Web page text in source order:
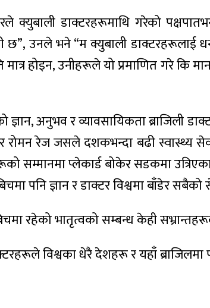
क्युबाली डाक्टरहरूमाथि गरेको
उनले भने “म क्युबाली डाक्टरहरूलाई
मात्र होइन, उनीहरूले यो प्रमाणित गरे
अनुभव र व्यावसायिकता ब्राजिली
रोमन रेज जसले दशकभन्दा बढी स्वास्थ्य
सम्मानमा प्लेकार्ड बोकेर सडकमा
पनि ज्ञान र डाक्टर विश्वमा बाँडेर सबैको
रहेको भातृत्वको सम्बन्ध केही
विश्वका धेरै देशहरू र यहाँ ब्राजिलमा